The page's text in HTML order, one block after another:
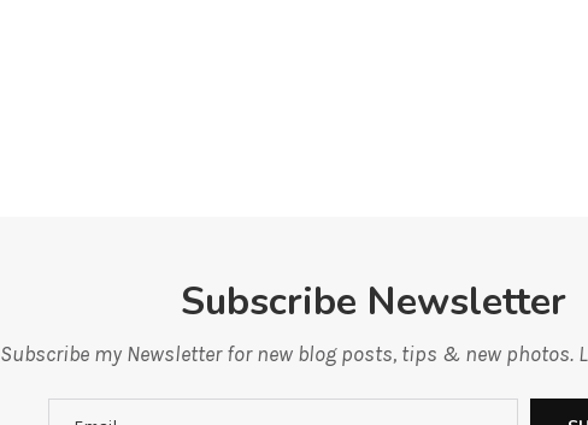
Subscribe Newsletter
Subscribe my Newsletter for new blog posts, tips & new photos.